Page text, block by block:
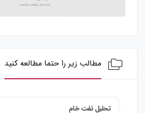
مطالب زیر را حتما مطالعه کنید
تحلیل نفت خام